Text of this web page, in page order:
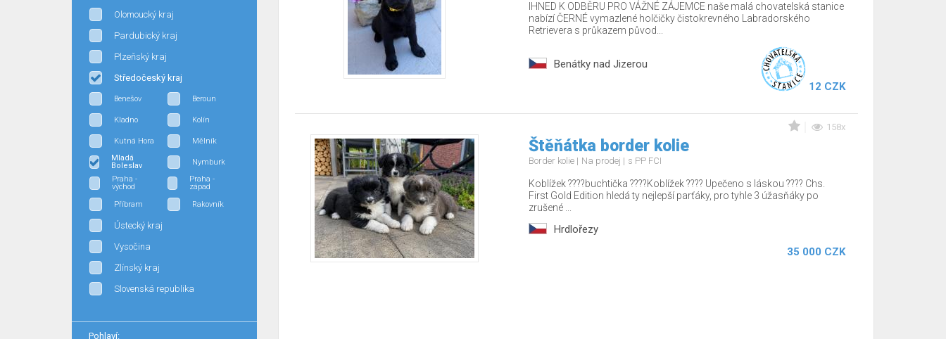
Olomoucký kraj
Pardubický kraj
Plzeňský kraj
Středočeský kraj
Benešov Beroun
Kladno Kolín
Kutná Hora
Mělník
Mladá
Boleslav
Nymburk
Praha -
východ
Praha -
západ
Příbram
Rakovník
Ústecký kraj
Vysočina
Zlínský kraj
Slovenská republika
Pohlaví:
IHNED K ODBĚRU PRO VÁŽNÉ ZÁJEMCE naše malá chovatelská stanice
nabízí ČERNÉ vymazlené holčičky čistokrevného Labradorského
Retrievera s průkazem původ...
Benátky nad Jizerou
12 CZK
158x
Štěňátka border kolie
Border kolie Na prodej s PP FCI
Koblížek ????buchtička ????Koblížek ???? Upečeno s láskou ???? Chs.
First Gold Edition hledá ty nejlepší parťáky, pro tyhle 3 úžasňáky po
zrušené ...
Hrdlořezy
35 000 CZK